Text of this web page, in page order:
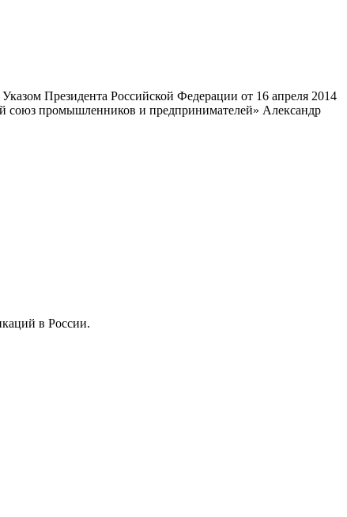
Президента Российской Федерации от 16 апреля 2014
союз промышленников и предпринимателей» Александр
в России.